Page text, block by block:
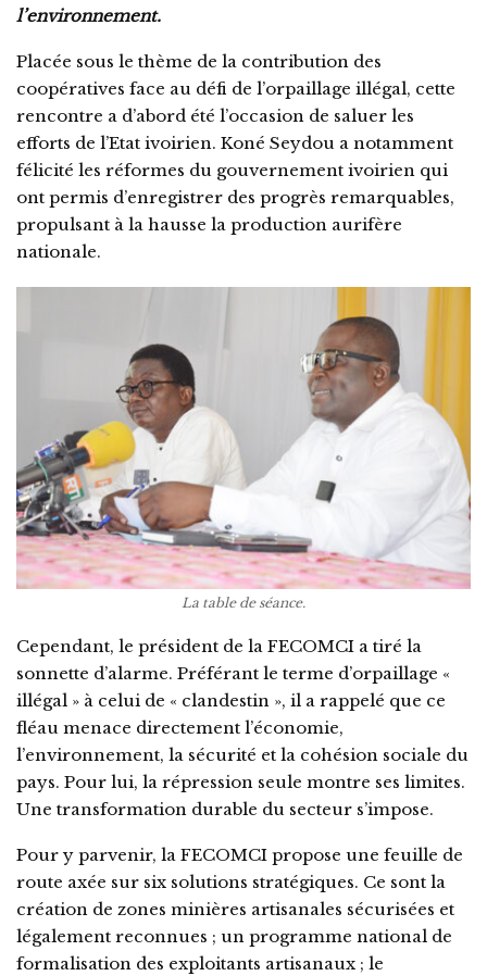
l’environnement.
Placée sous le thème de la contribution des
coopératives face au défi de l’orpaillage illégal, cette
rencontre a d’abord été l’occasion de saluer les
efforts de l’Etat ivoirien. Koné Seydou a notamment
félicité les réformes du gouvernement ivoirien qui
ont permis d’enregistrer des progrès remarquables,
propulsant à la hausse la production aurifère
nationale.
La table de séance.
Cependant, le président de la FECOMCI a tiré la
sonnette d’alarme. Préférant le terme d’orpaillage «
illégal » à celui de « clandestin », il a rappelé que ce
fléau menace directement l’économie,
l’environnement, la sécurité et la cohésion sociale du
pays. Pour lui, la répression seule montre ses limites.
Une transformation durable du secteur s’impose.
Pour y parvenir, la FECOMCI propose une feuille de
route axée sur six solutions stratégiques. Ce sont la
création de zones minières artisanales sécurisées et
légalement reconnues ; un programme national de
formalisation des exploitants artisanaux ; le